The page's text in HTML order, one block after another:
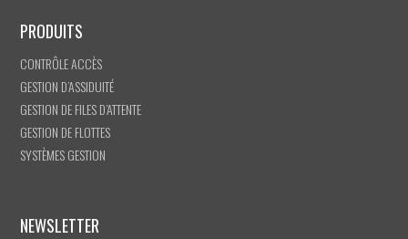
PRODUITS
CONTRÔLE ACCÈS
GESTION D’ASSIDUITÉ
GESTION DE FILES D’ATTENTE
GESTION DE FLOTTES
SYSTÈMES GESTION
NEWSLETTER